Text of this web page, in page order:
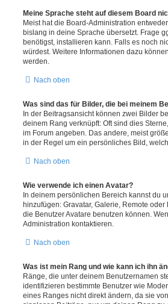
Meine Sprache steht auf diesem Board
Meist hat die Board-Administration
bislang in deine Sprache übersetzt. Frage
benötigst, installieren kann. Falls es noch
würdest. Weitere Informationen dazu
werden.
Nach oben
Was sind das für Bilder, die bei meinem
In der Beitragsansicht können zwei Bilder
deinem Rang verknüpft: Oft sind dies
im Forum angeben. Das andere, meist
in der Regel um ein persönliches Bild,
Nach oben
Wie verwende ich einen Avatar?
In deinem persönlichen Bereich kannst du
hinzufügen: Gravatar, Galerie, Remote
die Benutzer Avatare benutzen können.
Administration kontaktieren.
Nach oben
Was ist mein Rang und wie kann ich ihn
Ränge, die unter deinem Benutzernamen
identifizieren bestimmte Benutzer wie
eines Ranges nicht direkt ändern, da sie